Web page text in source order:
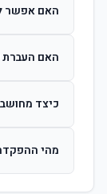
ההשקעות.
האם אפשר
האם העברת
החברות.
כיצד
ומתן על
מהי